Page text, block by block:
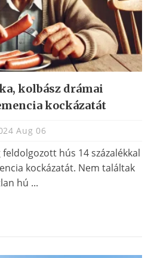
kolbász drámai
kockázatát
Aug 06
hús 14 százalékkal
kockázatát. Nem találtak
hú ...